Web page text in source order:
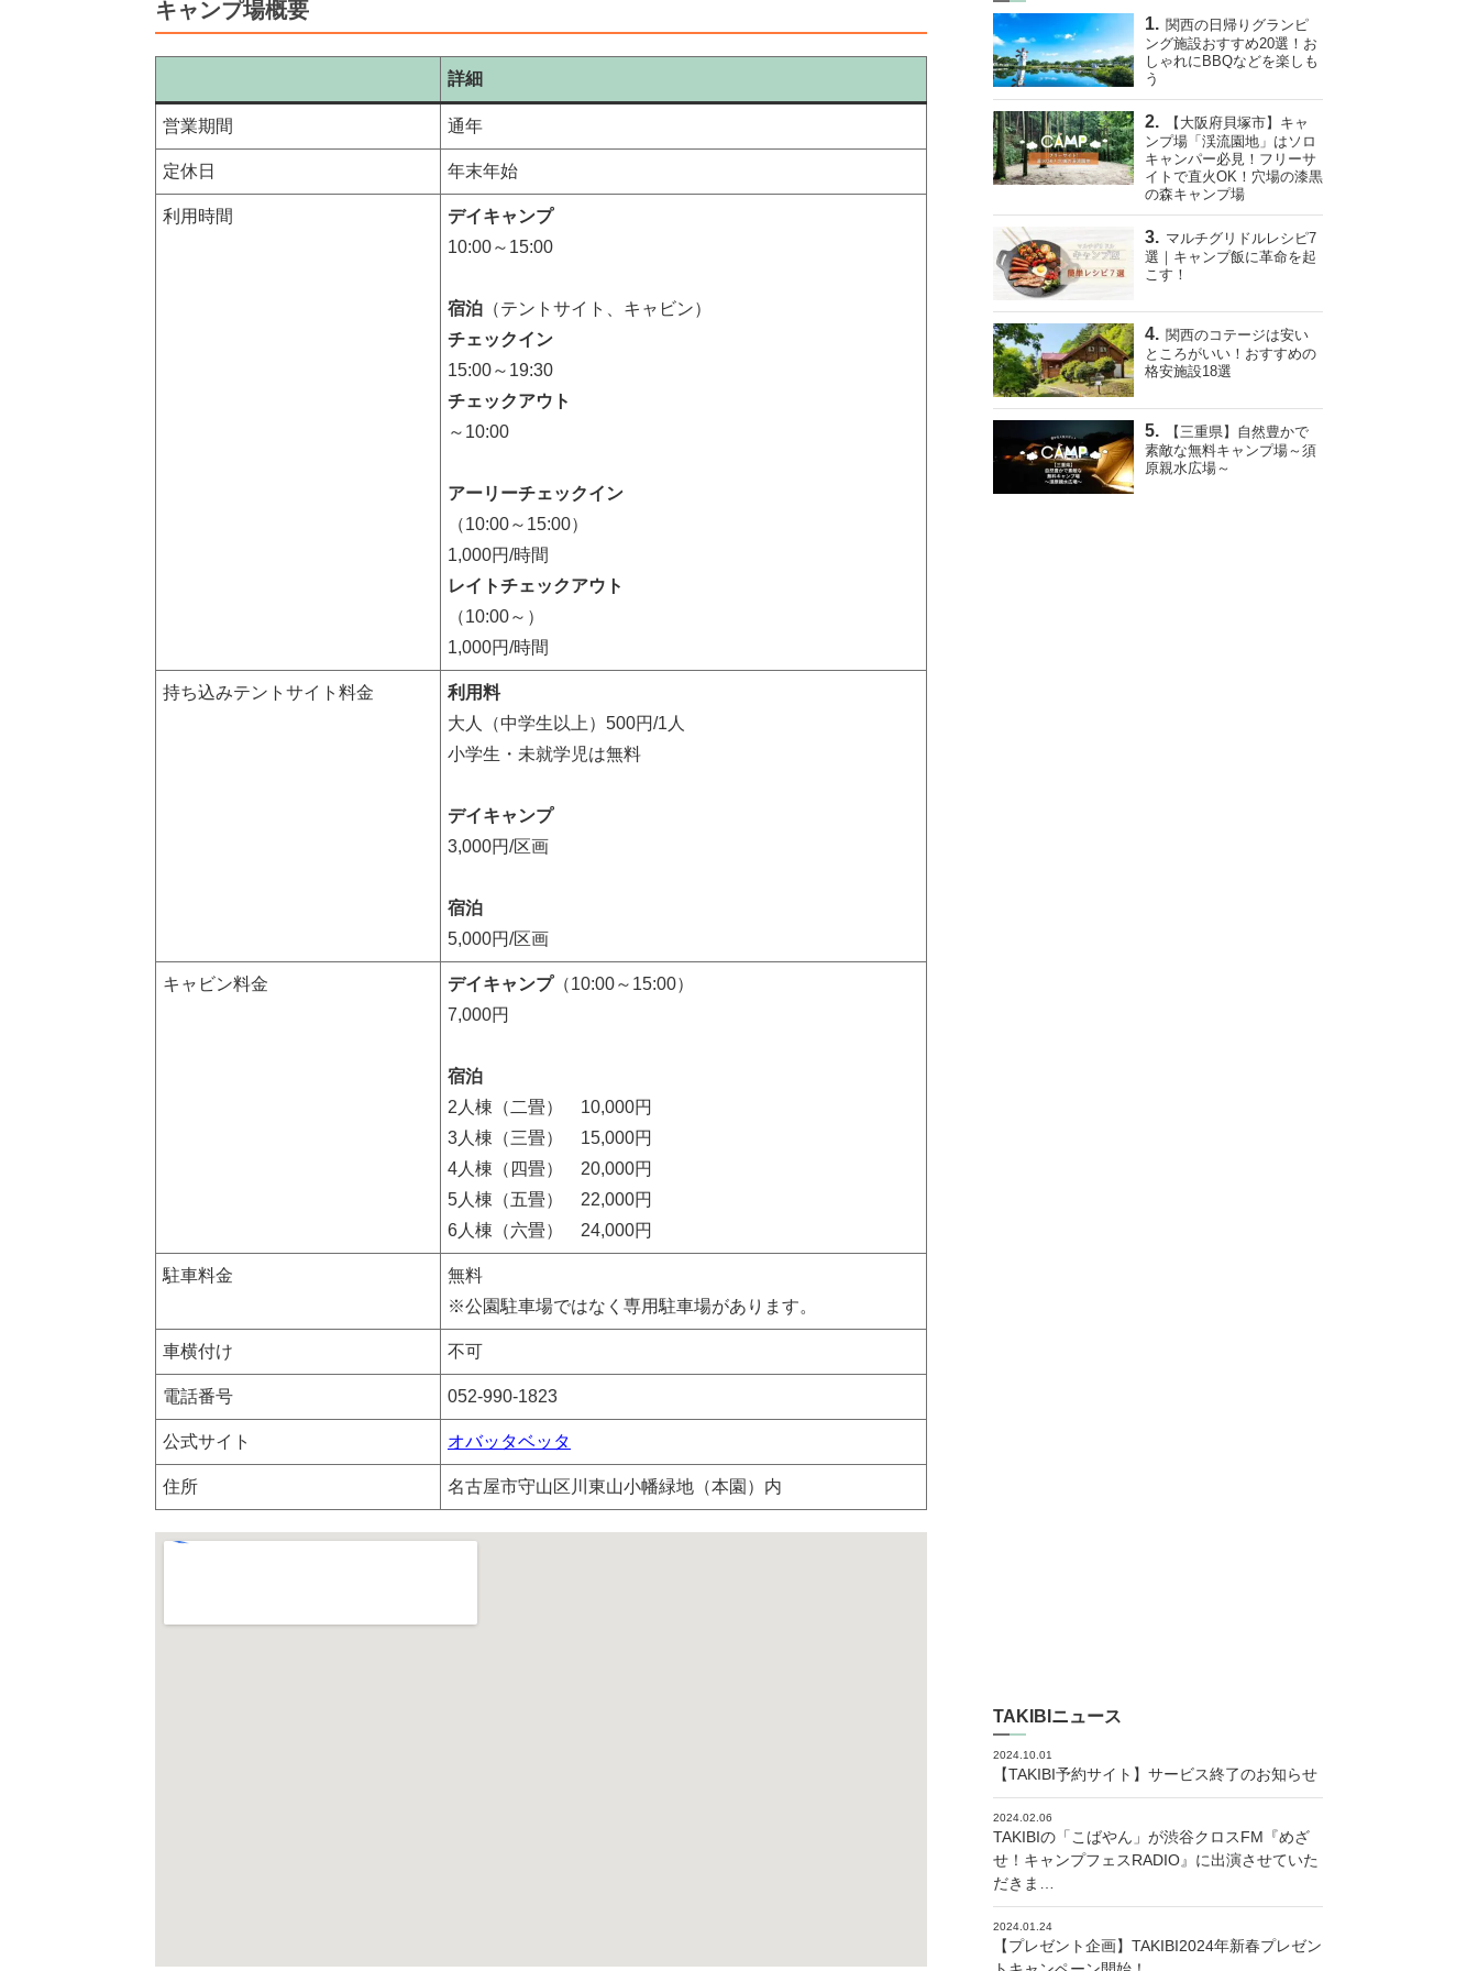
キャンプ場概要
詳細
営業期間 通年
定休日 年末年始
利用時間
デイキャンプ
10:00～15:00
宿泊 （テントサイト、キャビン）
チェックイン
15:00～19:30
チェックアウト
～10:00
アーリーチェックイン
（10:00～15:00）
1,000円/時間
レイトチェックアウト
（10:00～）
1,000円/時間
持ち込みテントサイト料金
利用料
大人（中学生以上）500円/1人
小学生・未就学児は無料
デイキャンプ
3,000円/区画
宿泊
5,000円/区画
キャビン料金 デイキャンプ（10:00～15:00）
7,000円
宿泊
2人棟（二畳） 10,000円
3人棟（三畳） 15,000円
4人棟（四畳） 20,000円
5人棟（五畳） 22,000円
6人棟（六畳） 24,000円
駐車料金
無料
※公園駐車場ではなく専用駐車場があります。
車横付け 不可
電話番号 052-990-1823
公式サイト オバッタベッタ
住所 名古屋市守山区川東山小幡緑地（本園）内
関西の日帰りグランピ
ング施設おすすめ20選！お
しゃれにBBQなどを楽しも
う
【大阪府貝塚市】キャ
ンプ場「渓流園地」はソロ
キャンパー必見！フリーサ
イトで直火OK！穴場の漆黒
の森キャンプ場
マルチグリドルレシピ7
選｜キャンプ飯に革命を起
こす！
関西のコテージは安い
ところがいい！おすすめの
格安施設18選
【三重県】自然豊かで
素敵な無料キャンプ場～須
原親水広場～
TAKIBIニュース
2024.10.01
【TAKIBI予約サイト】サービス終了のお知らせ
2024.02.06
TAKIBIの「こばやん」が渋谷クロスFM『めざ
せ！キャンプフェスRADIO』に出演させていた
だきま…
2024.01.24
【プレゼント企画】TAKIBI2024年新春プレゼン